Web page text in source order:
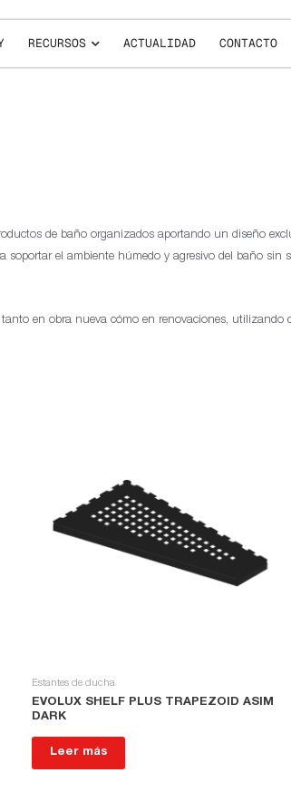
RECURSOS ACTUALIDAD CONTACTO
de baño organizados aportando un diseño
el ambiente húmedo y agresivo del baño sin
en obra nueva cómo en renovaciones, utilizando
Estantes de ducha
EVOLUX SHELF PLUS TRAPEZOID ASIM
DARK
Leer más